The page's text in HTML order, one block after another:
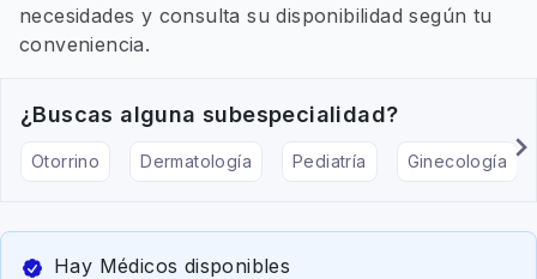
necesidades y consulta su disponibilidad según tu
conveniencia.
¿Buscas alguna subespecialidad?
Otorrino Dermatología Pediatría Ginecología
Hay Médicos disponibles